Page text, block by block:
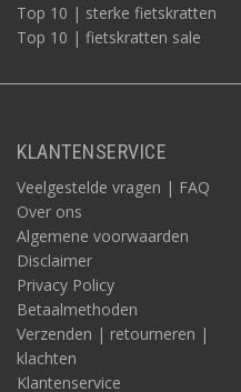
Top 10 | sterke fietskratten
Top 10 | fietskratten sale
KLANTENSERVICE
Veelgestelde vragen | FAQ
Over ons
Algemene voorwaarden
Disclaimer
Privacy Policy
Betaalmethoden
Verzenden | retourneren |
klachten
Klantenservice